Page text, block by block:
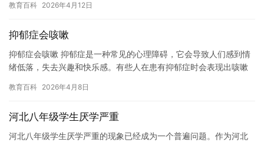
生命…
教育百科 2026年4月12日
抑郁症会咳嗽
抑郁症会咳嗽 抑郁症是一种常见的心理障碍，它会导致人们感到情
绪低落，失去兴趣和快乐感。有些人在患有抑郁症时会表现出咳嗽
一种…
教育百科 2026年4月8日
河北八年级学生厌学严重
河北八年级学生厌学严重的现象已经成为一个普遍问题。作为河北